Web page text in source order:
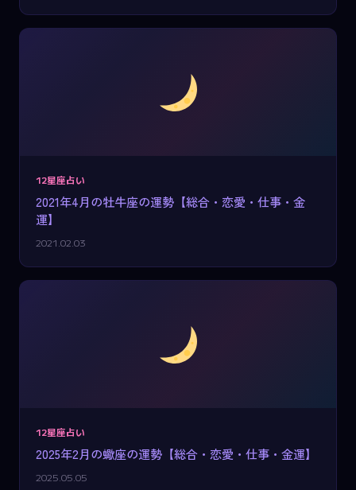
12星座占い
2021年4月の牡牛座の運勢【総合・恋愛・仕事・金
運】
2021.02.03
12星座占い
2025年2月の蠍座の運勢【総合・恋愛・仕事・金運】
2025.05.05